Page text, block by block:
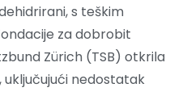
s teškim
za dobrobit
Zürich (TSB) otkrila
uključujući nedostatak